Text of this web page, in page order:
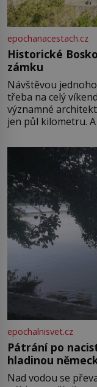
epochanacestach.cz
Historické
zámku
Návštěvou
třeba na celý
významné
jen půl kilometru.
Boskovice na
ve13. století, a už
epochalnisvet.cz
Pátrání po
hladinou
Nad vodou se